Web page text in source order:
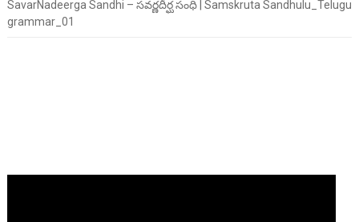
SavarNadeerga Sandhi – సవర్ణదీర్ఘ సంధి | Samskruta Sandhulu_Telugu
grammar_01